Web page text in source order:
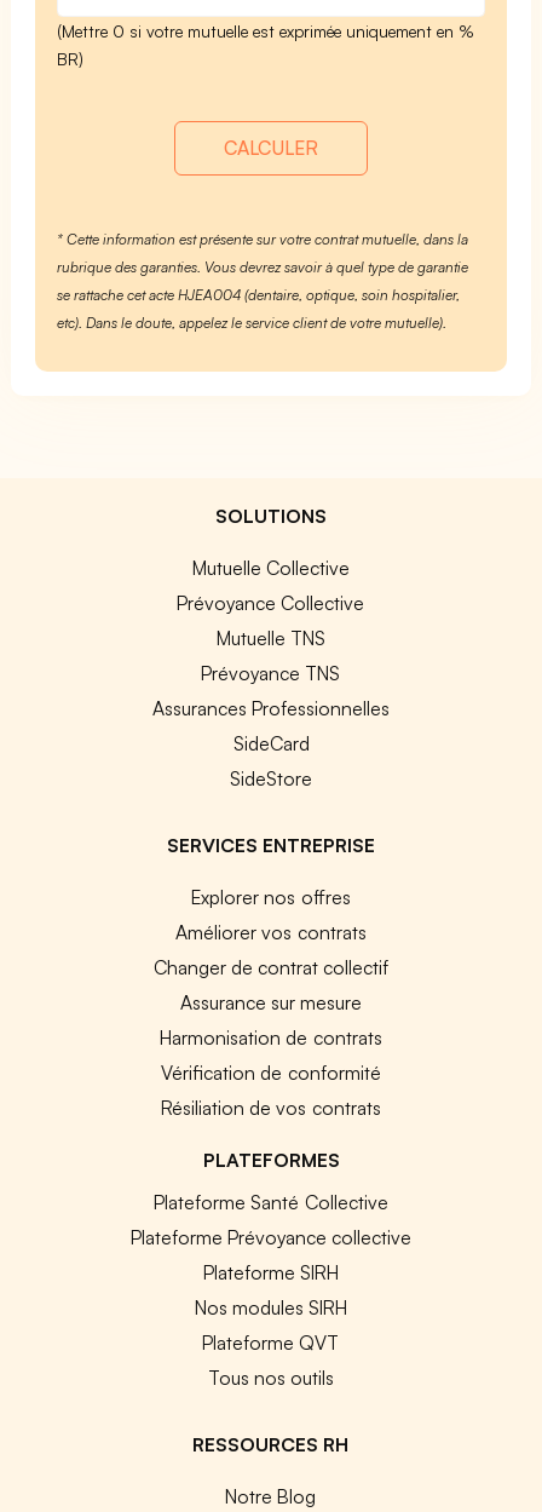
(Mettre 0 si votre mutuelle est exprimée uniquement en %
BR)
CALCULER
* Cette information est présente sur votre contrat mutuelle, dans la
rubrique des garanties. Vous devrez savoir à quel type de garantie
se rattache cet acte HJEA004 (dentaire, optique, soin hospitalier,
etc). Dans le doute, appelez le service client de votre mutuelle).
SOLUTIONS
Mutuelle Collective
Prévoyance Collective
Mutuelle TNS
Prévoyance TNS
Assurances Professionnelles
SideCard
SideStore
SERVICES ENTREPRISE
Explorer nos offres
Améliorer vos contrats
Changer de contrat collectif
Assurance sur mesure
Harmonisation de contrats
Vérification de conformité
Résiliation de vos contrats
PLATEFORMES
Plateforme Santé Collective
Plateforme Prévoyance collective
Plateforme SIRH
Nos modules SIRH
Plateforme QVT
Tous nos outils
RESSOURCES RH
Notre Blog